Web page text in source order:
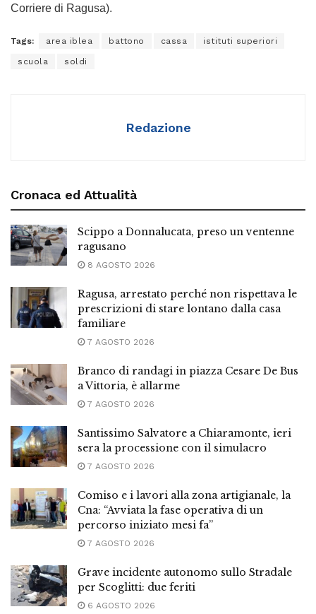
Corriere di Ragusa).
Tags: area iblea battono cassa istituti superiori
scuola soldi
Redazione
Cronaca ed Attualità
Scippo a Donnalucata, preso un ventenne
ragusano
8 AGOSTO 2026
Ragusa, arrestato perché non rispettava le
prescrizioni di stare lontano dalla casa
familiare
7 AGOSTO 2026
Branco di randagi in piazza Cesare De Bus
a Vittoria, è allarme
7 AGOSTO 2026
Santissimo Salvatore a Chiaramonte, ieri
sera la processione con il simulacro
7 AGOSTO 2026
Comiso e i lavori alla zona artigianale, la
Cna: “Avviata la fase operativa di un
percorso iniziato mesi fa”
7 AGOSTO 2026
Grave incidente autonomo sullo Stradale
per Scoglitti: due feriti
6 AGOSTO 2026